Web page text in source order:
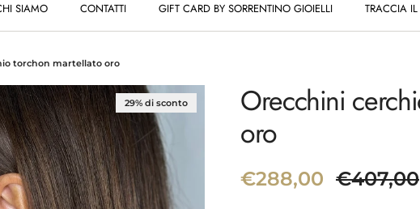
SIAMO CONTATTI GIFT CARD BY SORRENTINO GIOIELLI TRACCIA
torchon martellato oro
29% di sconto
Orecchini
oro
Prezzo di vendita
€288,00 Prezzo
€407,00